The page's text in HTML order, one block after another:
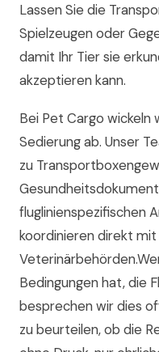
Lassen Sie die
Spielzeugen oder
damit Ihr Tier sie
akzeptieren kann.
Bei Pet Cargo wickeln
Sedierung ab. Unser
zu
fluglinienspezifischen
koordinieren direkt
Bedingungen hat, die
besprechen wir dies
zu beurteilen, ob die